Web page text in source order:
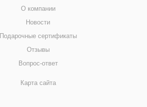
О компании
Новости
Подарочные сертификаты
Отзывы
Вопрос-ответ
Карта сайта